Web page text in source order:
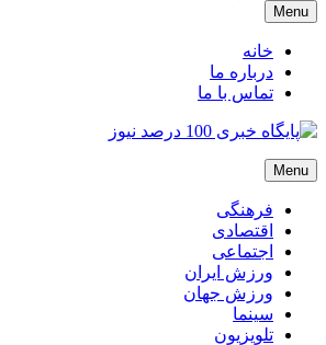
Menu
خانه
درباره ما
تماس با ما
پایگاه خبری 100 درصد نیوز
پایگاه خبری 100 درصد نیوز
Menu
فرهنگی
اقتصادی
اجتماعی
ورزش ایران
ورزش جهان
سینما
تلویزیون